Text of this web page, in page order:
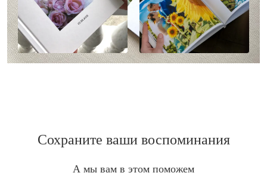
Сохраните ваши воспоминания
А мы вам в этом поможем